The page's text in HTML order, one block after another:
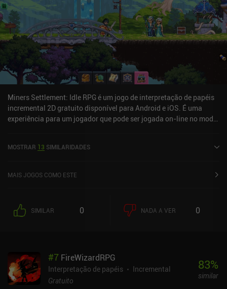
Miners Settlement: Idle RPG é um jogo de interpretação de papéis
incremental 2D gratuito disponível para Android e iOS. É uma
experiência para um jogador que pode ser jogada on-line no modo
de 2020 e tem uma classificação atual de 4,6 de 5,0 no Google Play
MOSTRAR 13 SIMILARIDADES
MAIS JOGOS COMO ESTE
SIMILAR 0 NADA A VER 0
#7 FireWizardRPG
Interpretação de papéis
Incremental
Gratuito
83%
similar